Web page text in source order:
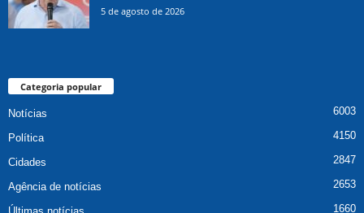
5 de agosto de 2026
Categoria popular
Notícias 6003
Política 4150
Cidades 2847
Agência de notícias 2653
1660